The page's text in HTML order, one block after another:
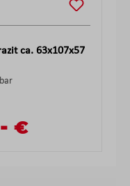
ca. 63x107x57
- €